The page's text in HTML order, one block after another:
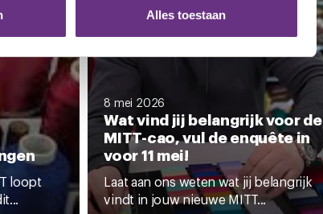
met andere informatie die u aan ze heeft
of door te klikken op het ronde
Alles toestaan
loopt
8 mei 2026
Wat vind jij belangrijk voor de
MITT-cao, vul de enquête in
voor 11 mei!
Laat aan ons weten wat jij belangrijk
vindt in jouw nieuwe MITT...